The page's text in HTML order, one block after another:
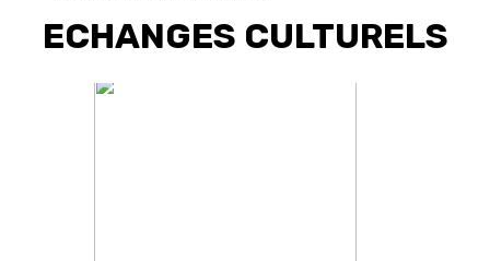
ECHANGES CULTURELS